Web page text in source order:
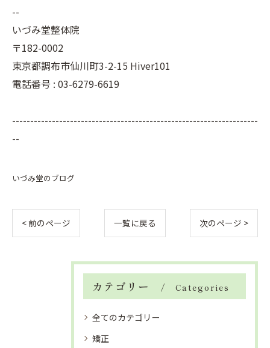
--
いづみ堂整体院
〒182-0002
東京都調布市仙川町3-2-15 Hiver101
電話番号 : 03-6279-6619
--------------------------------------------------------------------
--
いづみ堂のブログ
< 前のページ 一覧に戻る 次のページ >
カテゴリー Categories
全てのカテゴリー
矯正